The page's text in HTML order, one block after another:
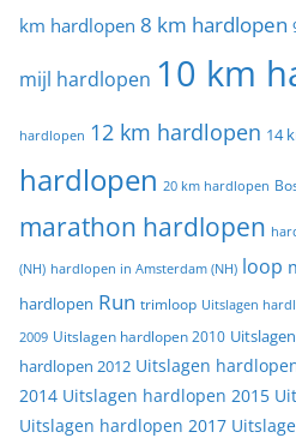
km hardlopen 8 km hardlopen
mijl hardlopen 10 km
hardlopen 12 km hardlopen 14
hardlopen 20 km hardlopen
marathon hardlopen
(NH) hardlopen in Amsterdam (NH) loop
hardlopen Run trimloop Uitslagen
2009 Uitslagen hardlopen 2010
hardlopen 2012 Uitslagen
2014 Uitslagen hardlopen 2015
Uitslagen hardlopen 2017